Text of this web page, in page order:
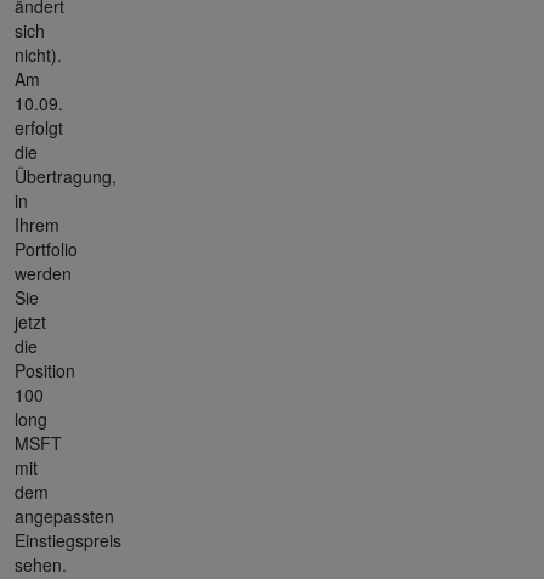
ändert
sich
nicht).
Am
10.09.
erfolgt
die
Übertragung,
in
Ihrem
Portfolio
werden
Sie
jetzt
die
Position
100
long
MSFT
mit
dem
angepassten
Einstiegspreis
sehen.